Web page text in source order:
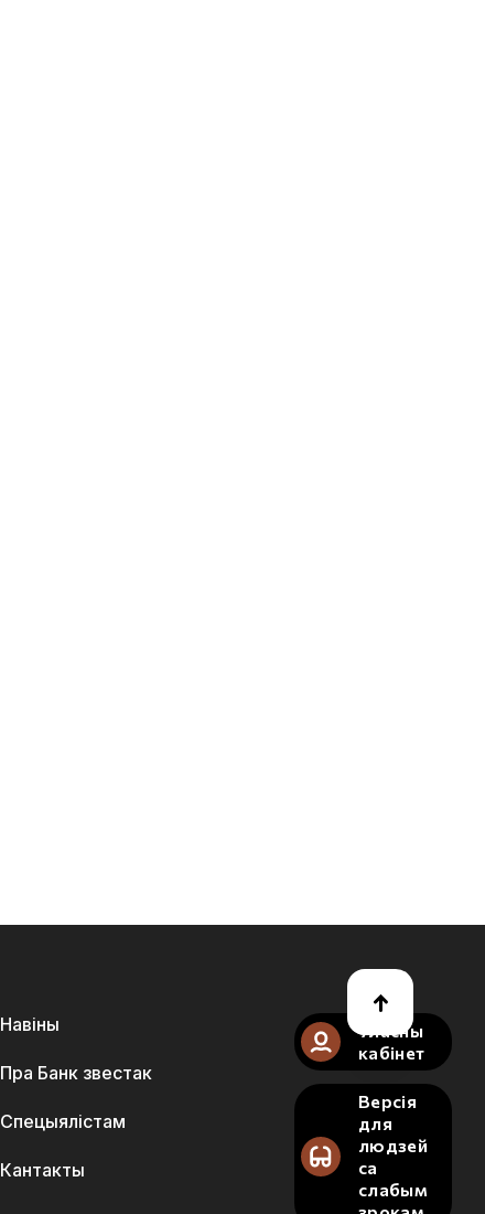
Навіны
Пра Банк звестак
Спецыялістам
Кантакты
Уласны
кабінет
Версія
для
людзей
са
слабым